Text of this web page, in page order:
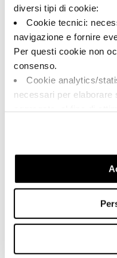
diversi tipi di cookie:
Cookie tecnici:
navigazione e fornire
Per questi cookie non
consenso.
Cookie analytics/
necessari per elaborare
Cookie di
previo tuo consenso,
navigazione e mostrarti
linea con le tue
cookie di profilazione,
riportati. Puoi avere
l’Informativa estesa
banner comporterà il
Mocha mousse
Tipo:
Fondo
Formato:
Share: